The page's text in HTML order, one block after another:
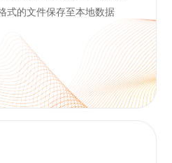
式的文件保存至本地数据